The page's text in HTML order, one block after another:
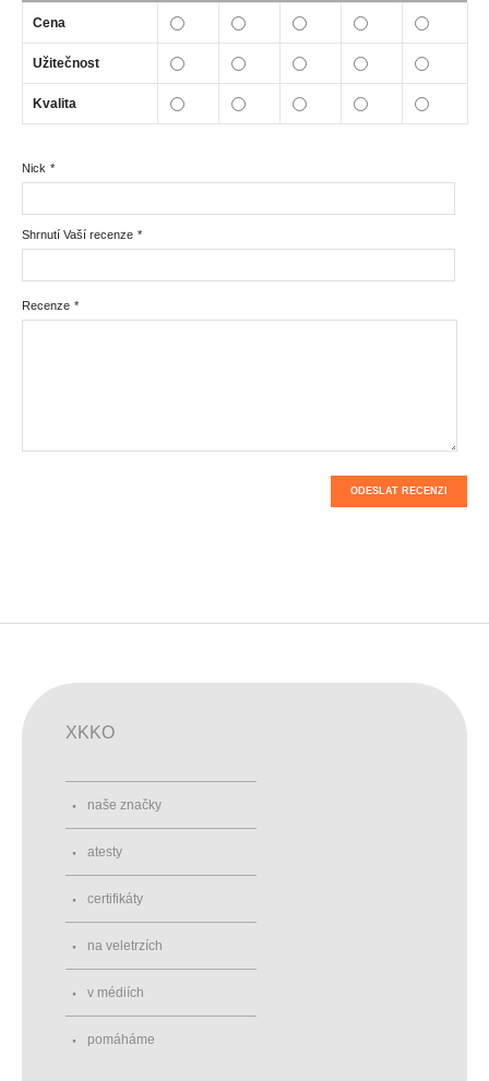
Cena
Užitečnost
Kvalita
*
Nick
*
Shrnutí Vaší recenze
*
Recenze
ODESLAT RECENZI
XKKO
naše značky
atesty
certifikáty
na veletrzích
v médiích
pomáháme